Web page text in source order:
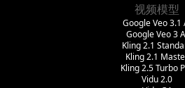
视频模型
Google Veo 3.1
Google Veo 3
Kling 2.1
Kling 2.1
Kling 2.5 Turbo
Vidu 2.0